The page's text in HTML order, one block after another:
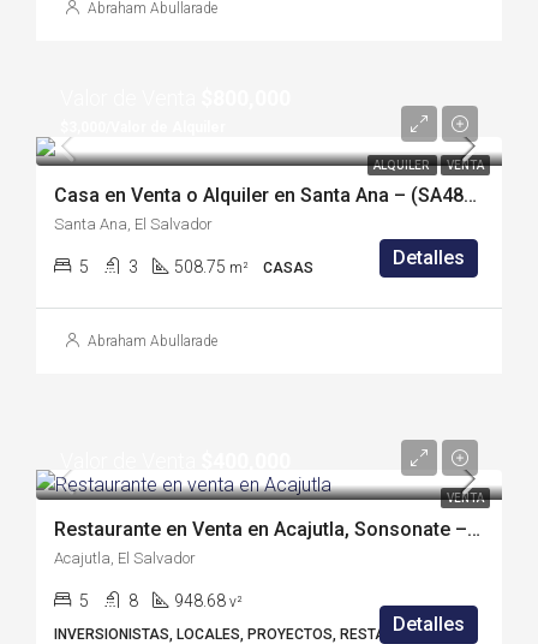
Abraham Abullarade
ALQUILER VENTA
Casa en Venta o Alquiler en Santa Ana – (SA481A)
Santa Ana, El Salvador
5 3 508.75 m² CASAS Detalles
Abraham Abullarade
VENTA
Restaurante en Venta en Acajutla, Sonsonate – (A1892C)
Acajutla, El Salvador
5 8 948.68 v²
INVERSIONISTAS, LOCALES, PROYECTOS, RESTAURANTE
Detalles